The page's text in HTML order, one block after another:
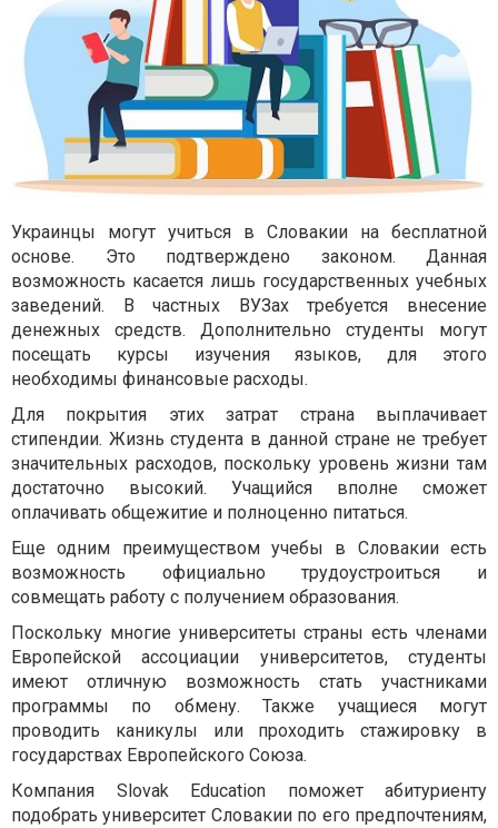
Украинцы могут учиться в Словакии на бесплатной
основе. Это подтверждено законом. Данная
возможность касается лишь государственных учебных
заведений. В частных ВУЗах требуется внесение
денежных средств. Дополнительно студенты могут
посещать курсы изучения языков, для этого
необходимы финансовые расходы.
Для покрытия этих затрат страна выплачивает
стипендии. Жизнь студента в данной стране не требует
значительных расходов, поскольку уровень жизни там
достаточно высокий. Учащийся вполне сможет
оплачивать общежитие и полноценно питаться.
Еще одним преимуществом учебы в Словакии есть
возможность официально трудоустроиться и
совмещать работу с получением образования.
Поскольку многие университеты страны есть членами
Европейской ассоциации университетов, студенты
имеют отличную возможность стать участниками
программы по обмену. Также учащиеся могут
проводить каникулы или проходить стажировку в
государствах Европейского Союза.
Компания Slovak Education поможет абитуриенту
подобрать университет Словакии по его предпочтениям,